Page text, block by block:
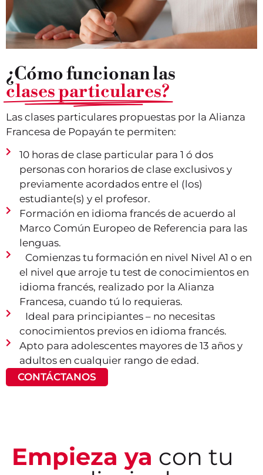
¿Cómo funcionan las
clases particulares?
Las clases particulares propuestas por la Alianza
Francesa de Popayán te permiten:
10 horas de clase particular para 1 ó dos
personas con horarios de clase exclusivos y
previamente acordados entre el (los)
estudiante(s) y el profesor.
Formación en idioma francés de acuerdo al
Marco Común Europeo de Referencia para las
lenguas.
Comienzas tu formación en nivel Nivel A1 o en
el nivel que arroje tu test de conocimientos en
idioma francés, realizado por la Alianza
Francesa, cuando tú lo requieras.
Ideal para principiantes – no necesitas
conocimientos previos en idioma francés.
Apto para adolescentes mayores de 13 años y
adultos en cualquier rango de edad.
CONTÁCTANOS
Empieza ya con tu